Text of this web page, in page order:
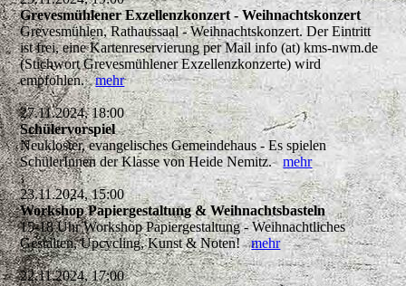
Grevesmühlener Exzellenzkonzert - Weihnachtskonzert
Grevesmühlen, Rathaussaal - Weihnachtskonzert. Der Eintritt
ist frei, eine Kartenreservierung per Mail info (at) kms-nwm.de
(Stichwort Grevesmühlener Exzellenzkonzerte) wird
empfohlen.mehr
27.11.2024, 18:00
Schülervorspiel
Neukloster, evangelisches Gemeindehaus - Es spielen
SchülerInnen der Klasse von Heide Nemitz.mehr
23.11.2024, 15:00
Workshop Papiergestaltung & Weihnachtsbasteln
15-18 Uhr Workshop Papiergestaltung - Weihnachtliches
Gestalten, Upcycling, Kunst & Noten!mehr
22.11.2024, 17:00